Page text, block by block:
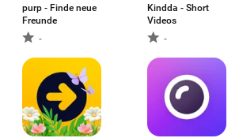
purp - Finde neue
Freunde
-
Kindda - Short
Videos
-